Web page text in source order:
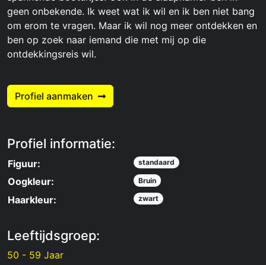
geen onbekende. Ik weet wat ik wil en ik ben niet bang
om erom te vragen. Maar ik wil nog meer ontdekken en
ben op zoek naar iemand die met mij op die
ontdekkingsreis wil.
Profiel aanmaken
Profiel informatie:
Figuur: standaard
Oogkleur: Bruin
Haarkleur: zwart
Leeftijdsgroep:
50 - 59 Jaar